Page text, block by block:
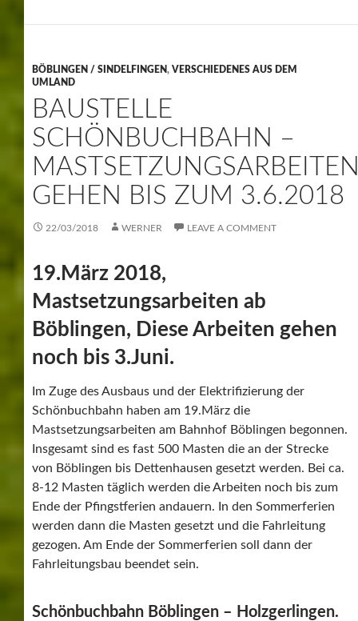
BÖBLINGEN / SINDELFINGEN, VERSCHIEDENES AUS DEM
UMLAND
BAUSTELLE
SCHÖNBUCHBAHN –
GEHEN BIS ZUM 3.6.2018
22/03/2018 WERNER LEAVE A COMMENT
19.März 2018,
Mastsetzungsarbeiten ab
Böblingen, Diese Arbeiten gehen
noch bis 3.Juni.
Im Zuge des Ausbaus und der Elektrifizierung der
Schönbuchbahn haben am 19.März die
Mastsetzungsarbeiten am Bahnhof Böblingen begonnen.
Insgesamt sind es fast 500 Masten die an der Strecke
von Böblingen bis Dettenhausen gesetzt werden. Bei ca.
8-12 Masten täglich werden die Arbeiten noch bis zum
Ende der Pfingstferien andauern. In den Sommerferien
werden dann die Masten gesetzt und die Fahrleitung
gezogen. Am Ende der Sommerferien soll dann der
Fahrleitungsbau beendet sein.
Schönbuchbahn Böblingen – Holzgerlingen.